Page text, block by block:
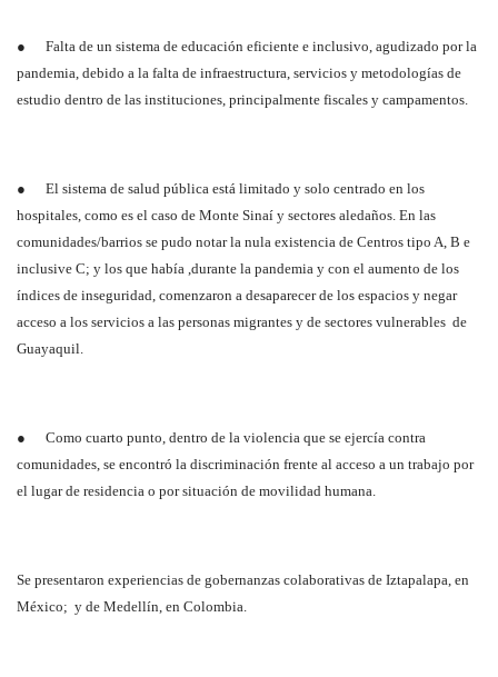
● Falta de un sistema de educación eficiente e inclusivo, agudizado por la
pandemia, debido a la falta de infraestructura, servicios y metodologías de
estudio dentro de las instituciones, principalmente fiscales y campamentos.
● El sistema de salud pública está limitado y solo centrado en los
hospitales, como es el caso de Monte Sinaí y sectores aledaños. En las
comunidades/barrios se pudo notar la nula existencia de Centros tipo A, B e
inclusive C; y los que había ,durante la pandemia y con el aumento de los
índices de inseguridad, comenzaron a desaparecer de los espacios y negar
acceso a los servicios a las personas migrantes y de sectores vulnerables de
Guayaquil.
● Como cuarto punto, dentro de la violencia que se ejercía contra
comunidades, se encontró la discriminación frente al acceso a un trabajo por
el lugar de residencia o por situación de movilidad humana.
Se presentaron experiencias de gobernanzas colaborativas de Iztapalapa, en
México; y de Medellín, en Colombia.